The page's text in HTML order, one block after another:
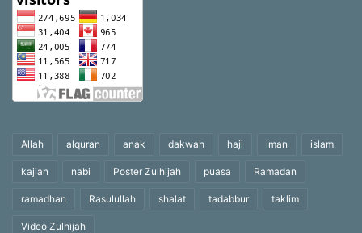
Allah alquran anak dakwah haji iman islam
kajian nabi Poster Zulhijah puasa Ramadan
ramadhan Rasulullah shalat tadabbur taklim
Video Zulhijah